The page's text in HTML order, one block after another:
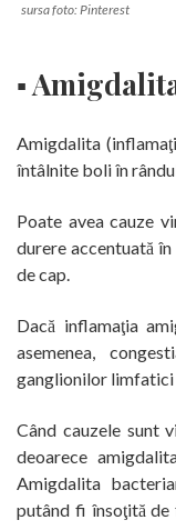
sursa foto: Pinterest
▪
Amigdalita
întâlnite boli în
Poate avea cauze
durere accentuată
de cap.
Dacă inflamaţia
asemenea,
ganglionilor limfatici
Când cauzele sunt
deoarece
Amigdalita
putând fi însoţită de